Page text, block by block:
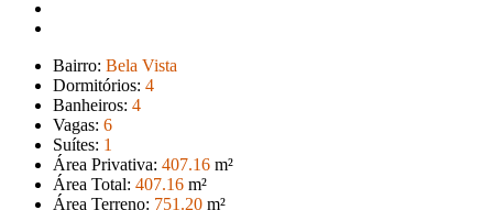
Bairro: Bela Vista
Dormitórios: 4
Banheiros: 4
Vagas: 6
Suítes: 1
Área Privativa: 407.16 m²
Área Total: 407.16 m²
Área Terreno: 751 .20 m²